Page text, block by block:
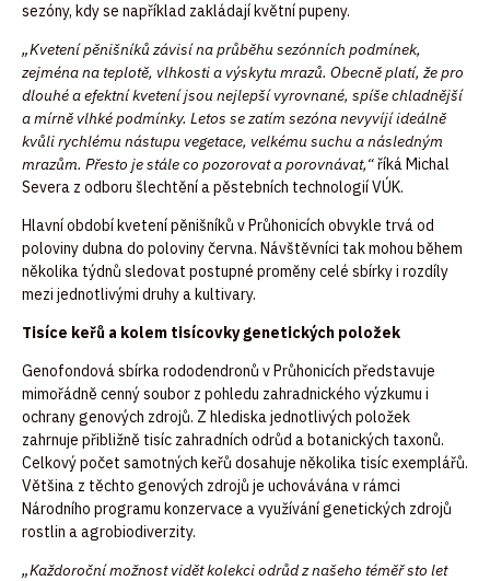
sezóny, kdy se například zakládají květní pupeny.
„Kvetení pěnišníků závisí na průběhu sezónních podmínek,
zejména na teplotě, vlhkosti a výskytu mrazů. Obecně platí, že pro
dlouhé a efektní kvetení jsou nejlepší vyrovnané, spíše chladnější
a mírně vlhké podmínky. Letos se zatím sezóna nevyvíjí ideálně
kvůli rychlému nástupu vegetace, velkému suchu a následným
mrazům. Přesto je stále co pozorovat a porovnávat,“říká Michal
Severa z odboru šlechtění a pěstebních technologií VÚK.
Hlavní období kvetení pěnišníků v Průhonicích obvykle trvá od
poloviny dubna do poloviny června. Návštěvníci tak mohou během
několika týdnů sledovat postupné proměny celé sbírky i rozdíly
mezi jednotlivými druhy a kultivary.
Tisíce keřů a kolem tisícovky genetických položek
Genofondová sbírka rododendronů v Průhonicích představuje
mimořádně cenný soubor z pohledu zahradnického výzkumu i
ochrany genových zdrojů. Z hlediska jednotlivých položek
zahrnuje přibližně tisíc zahradních odrůd a botanických taxonů.
Celkový počet samotných keřů dosahuje několika tisíc exemplářů.
Většina z těchto genových zdrojů je uchovávána v rámci
Národního programu konzervace a využívání genetických zdrojů
rostlin a agrobiodiverzity.
„Každoroční možnost vidět kolekci odrůd z našeho téměř sto let